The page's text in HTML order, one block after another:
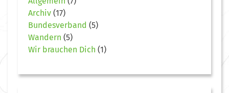
Archiv (17)
Bundesverband (5)
Wandern (5)
Wir brauchen Dich (1)